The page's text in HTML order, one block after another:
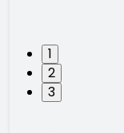
1
2
3